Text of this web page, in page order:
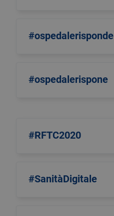
#ospedalerisponde
#ospedalerispone
#RFTC2020
#SanitàDigitale